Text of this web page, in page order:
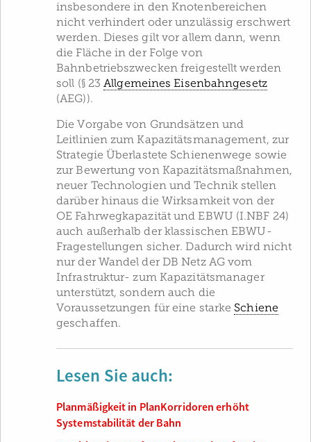
insbesondere in den Knotenbereichen
nicht verhindert oder unzulässig erschwert
werden. Dieses gilt vor allem dann, wenn
die Fläche in der Folge von
Bahnbetriebszwecken freigestellt werden
soll (§ 23Allgemeines Eisenbahngesetz
(AEG)).
Die Vorgabe von Grundsätzen und
Leitlinien zum Kapazitätsmanagement, zur
Strategie Überlastete Schienenwege sowie
zur Bewertung von Kapazitäts­maßnahmen,
neuer Technologien und Technik stellen
darüber hinaus die Wirksamkeit von der
OE Fahrwegkapazität und EBWU (I.NBF 24)
auch außerhalb der klassischen EBWU-
Fragestellungen sicher. Dadurch wird nicht
nur der Wandel der DB Netz AG vom
Infrastruktur- zum Kapazitätsmanager
unterstützt, sondern auch die
Voraussetzungen für eine starke Schiene
geschaffen.
Lesen Sie auch:
Planmäßigkeit in PlanKorridoren erhöht
Systemstabilität der Bahn